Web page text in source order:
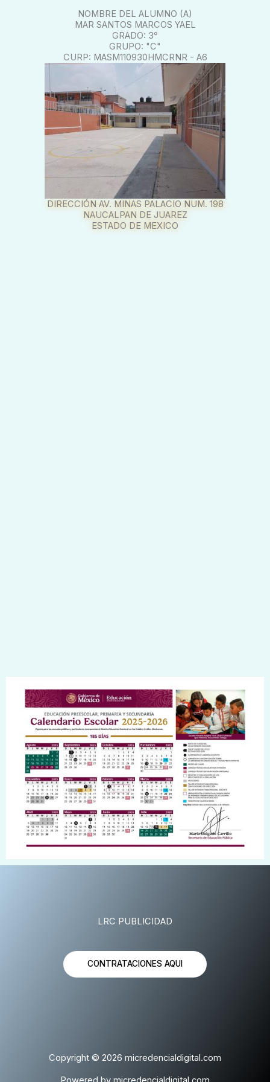
NOMBRE DEL ALUMNO (A)
MAR SANTOS MARCOS YAEL
GRADO: 3°
GRUPO: "C"
CURP: MASM110930HMCRNR - A6
DIRECCIÓN AV. MINAS PALACIO NUM. 198
NAUCALPAN DE JUAREZ
ESTADO DE MEXICO
LRC PUBLICIDAD
CONTRATACIONES AQUI
Copyright © 2026 micredencialdigital.com